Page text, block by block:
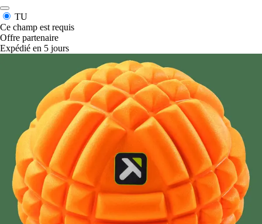
TU
Ce champ est requis
Offre partenaire
Expédié en 5 jours